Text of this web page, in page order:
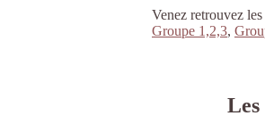
Venez retrouvez
Groupe 1,2,3,
Les